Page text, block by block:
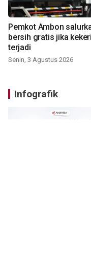
Pemkot Ambon
bersih gratis jika
terjadi
Senin, 3 Agustus 2026
Infografik